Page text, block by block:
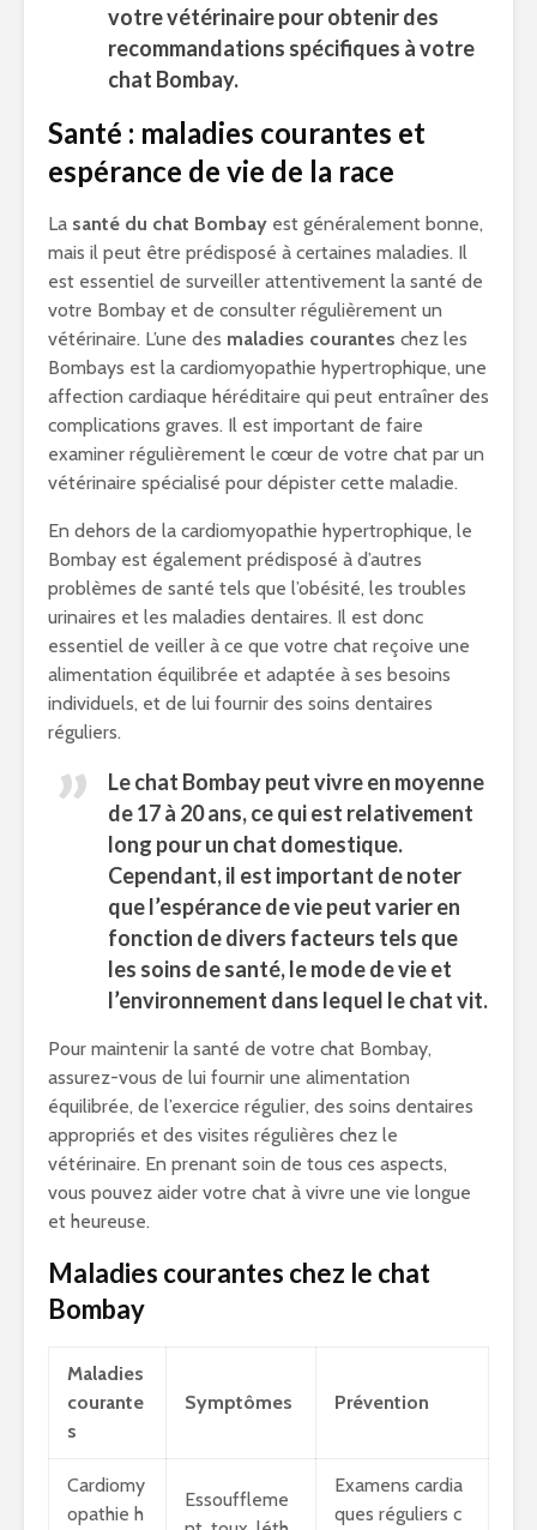
votre vétérinaire pour obtenir des
recommandations spécifiques à votre
chat Bombay.
Santé : maladies courantes et
espérance de vie de la race
La santé du chat Bombay est généralement bonne,
mais il peut être prédisposé à certaines maladies. Il
est essentiel de surveiller attentivement la santé de
votre Bombay et de consulter régulièrement un
vétérinaire. L’une des maladies courantes chez les
Bombays est la cardiomyopathie hypertrophique, une
affection cardiaque héréditaire qui peut entraîner des
complications graves. Il est important de faire
examiner régulièrement le cœur de votre chat par un
vétérinaire spécialisé pour dépister cette maladie.
En dehors de la cardiomyopathie hypertrophique, le
Bombay est également prédisposé à d’autres
problèmes de santé tels que l’obésité, les troubles
urinaires et les maladies dentaires. Il est donc
essentiel de veiller à ce que votre chat reçoive une
alimentation équilibrée et adaptée à ses besoins
individuels, et de lui fournir des soins dentaires
réguliers.
Le chat Bombay peut vivre en moyenne
de 17 à 20 ans, ce qui est relativement
long pour un chat domestique.
Cependant, il est important de noter
que l’espérance de vie peut varier en
fonction de divers facteurs tels que
les soins de santé, le mode de vie et
l’environnement dans lequel le chat vit.
Pour maintenir la santé de votre chat Bombay,
assurez-vous de lui fournir une alimentation
équilibrée, de l’exercice régulier, des soins dentaires
appropriés et des visites régulières chez le
vétérinaire. En prenant soin de tous ces aspects,
vous pouvez aider votre chat à vivre une vie longue
et heureuse.
Maladies courantes chez le chat
Bombay
Maladies
courante
s
Symptômes Prévention
Cardiomy
opathie h
Essouffleme
Examens cardia
ques réguliers c